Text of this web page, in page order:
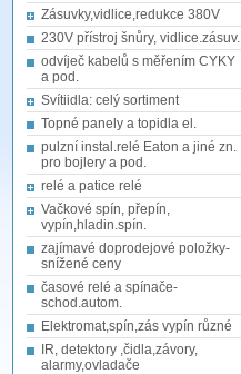
Zásuvky,vidlice,redukce 380V
230V přístroj šnůry, vidlice.zásuv.
odvíječ kabelů s měřením CYKY
a pod.
Svítiidla: celý sortiment
Topné panely a topidla el.
pulzní instal.relé Eaton a jiné zn.
pro bojlery a pod.
relé a patice relé
Vačkové spín, přepín,
vypín,hladin.spín.
zajímavé doprodejové položky-
snížené ceny
časové relé a spínače-
schod.autom.
Elektromat,spín,zás vypín různé
IR, detektory ,čidla,závory,
alarmy,ovladače